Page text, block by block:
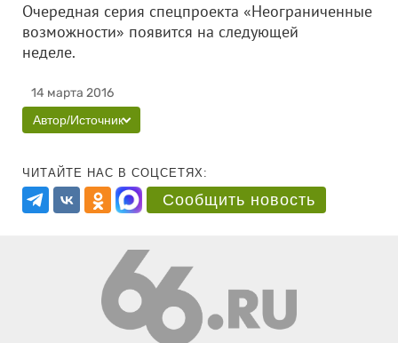
Очередная серия спецпроекта «Неограниченные
возможности» появится на следующей
неделе.
14 марта 2016
Автор/Источник
ЧИТАЙТЕ НАС В СОЦСЕТЯХ:
Сообщить новость